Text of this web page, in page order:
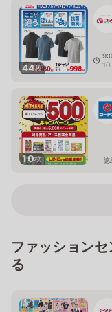
44枚
10枚 徳
ファッション
る